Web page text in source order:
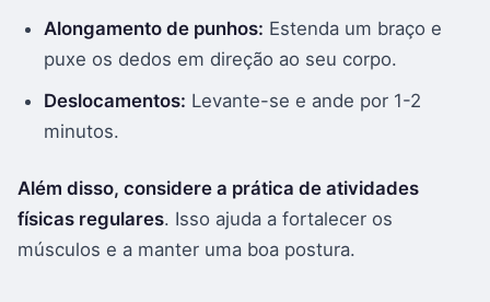
Alongamento de punhos: Estenda um braço e
puxe os dedos em direção ao seu corpo.
Deslocamentos: Levante-se e ande por 1-2
minutos.
Além disso, considere a prática de atividades
físicas regulares. Isso ajuda a fortalecer os
músculos e a manter uma boa postura.